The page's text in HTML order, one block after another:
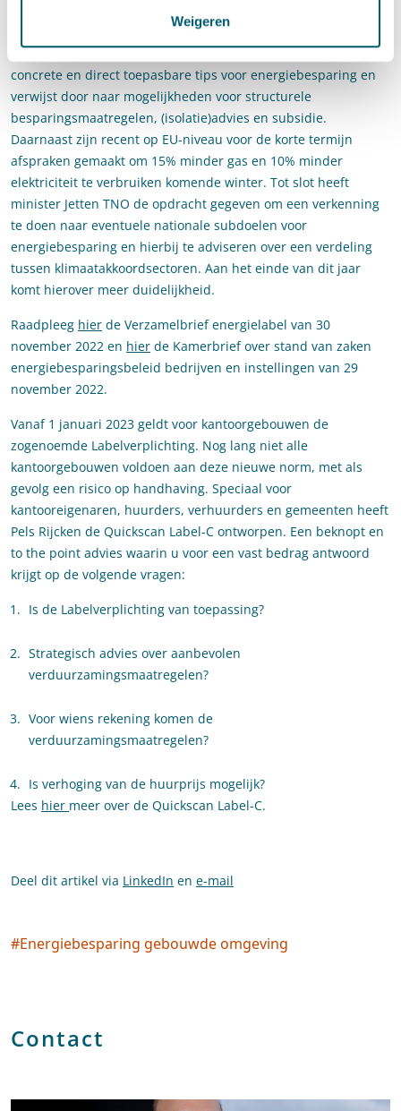
Weigeren
geïntensiveerd. De campagne biedt burgers,
bedrijven (waaronder het mkb) en andere instellingen
concrete en direct toepasbare tips voor energiebesparing en
verwijst door naar mogelijkheden voor structurele
besparingsmaatregelen, (isolatie)advies en subsidie.
Daarnaast zijn recent op EU-niveau voor de korte termijn
afspraken gemaakt om 15% minder gas en 10% minder
elektriciteit te verbruiken komende winter. Tot slot heeft
minister Jetten TNO de opdracht gegeven om een verkenning
te doen naar eventuele nationale subdoelen voor
energiebesparing en hierbij te adviseren over een verdeling
tussen klimaatakkoordsectoren. Aan het einde van dit jaar
komt hierover meer duidelijkheid.
Raadpleeg hier de Verzamelbrief energielabel van 30
november 2022 en hier de Kamerbrief over stand van zaken
energiebesparingsbeleid bedrijven en instellingen van 29
november 2022.
Vanaf 1 januari 2023 geldt voor kantoorgebouwen de
zogenoemde Labelverplichting. Nog lang niet alle
kantoorgebouwen voldoen aan deze nieuwe norm, met als
gevolg een risico op handhaving. Speciaal voor
kantooreigenaren, huurders, verhuurders en gemeenten heeft
Pels Rijcken de Quickscan Label-C ontworpen. Een beknopt en
to the point advies waarin u voor een vast bedrag antwoord
krijgt op de volgende vragen:
Is de Labelverplichting van toepassing?
Strategisch advies over aanbevolen
verduurzamingsmaatregelen?
Voor wiens rekening komen de
verduurzamingsmaatregelen?
Is verhoging van de huurprijs mogelijk?
Lees hier meer over de Quickscan Label-C.
Deel dit artikel via LinkedIn en e-mail
Social tags
#Energiebesparing gebouwde omgeving
Contact